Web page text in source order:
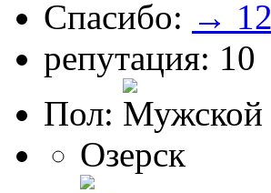
Спасибо: → 12
репутация: 10
Пол:
Озерск